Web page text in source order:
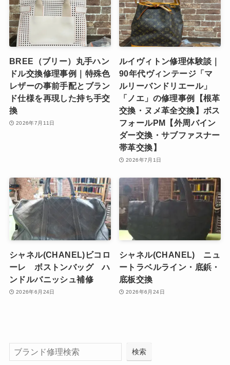
BREE（ブリー）丸手ハン
ドル交換修理事例｜特殊色
レザーの事前手配とブラン
ド仕様を再現した持ち手交
換
2026年7月11日
ルイヴィトン修理体験談｜
90年代ヴィンテージ「マ
ルリーバンドリエール」
「ノエ」の修理事例【根革
交換・ヌメ革全交換】ボス
フォールPM【外周バイン
ダー交換・サブファスナー
帯革交換】
2026年7月1日
シャネル(CHANEL)ビコロ
ーレ ボストンバッグ ハ
ンドルバニッシュ補修
2026年6月24日
シャネル(CHANEL) ニュ
ートラベルライン・底鋲・
底板交換
2026年6月24日
検索